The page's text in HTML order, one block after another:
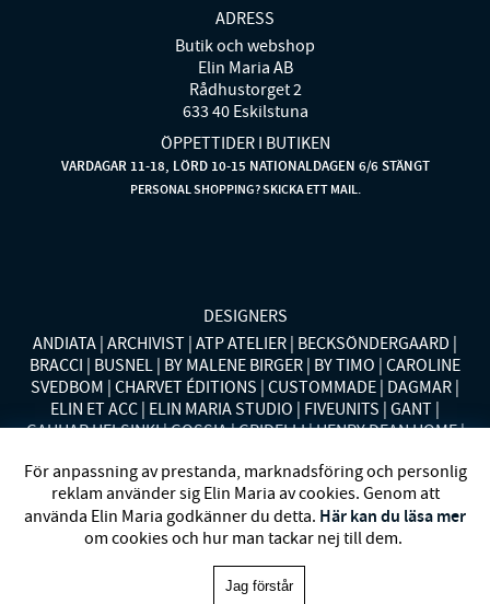
ADRESS
Butik och webshop
Elin Maria AB
Rådhustorget 2
633 40 Eskilstuna
ÖPPETTIDER I BUTIKEN
VARDAGAR 11-18, LÖRD 10-15 NATIONALDAGEN 6/6 STÄNGT
PERSONAL SHOPPING? SKICKA ETT MAIL.
DESIGNERS
ANDIATA ARCHIVIST ATP ATELIER BECKSÖNDERGAARD
BRACCI BUSNEL BY MALENE BIRGER BY TIMO CAROLINE
SVEDBOM CHARVET ÉDITIONS CUSTOMMADE DAGMAR
ELIN ET ACC ELIN MARIA STUDIO FIVEUNITS GANT
GAUHAR HELSINKI GOSSIA GRIDELLI HENRY DEAN HOME
MISSONI HOME MONO MORENO CALIFORNIA MOS MOSH
MRS HOSIERY NORDAN HOME NÜMPH POLO RALPH
LAUREN RENÉE VOLTAIRE RODEBJER SECOND FEMALE
SIBIN LINNEBJERG STYLEIN SWEDISH STOCKINGS
VANESSA BARONI VIVEH
Elin Maria 1993-2025
För anpassning av prestanda, marknadsföring och personlig
reklam använder sig Elin Maria av cookies. Genom att
använda Elin Maria godkänner du detta. Här kan du läsa mer
om cookies och hur man tackar nej till dem.
Jag förstår